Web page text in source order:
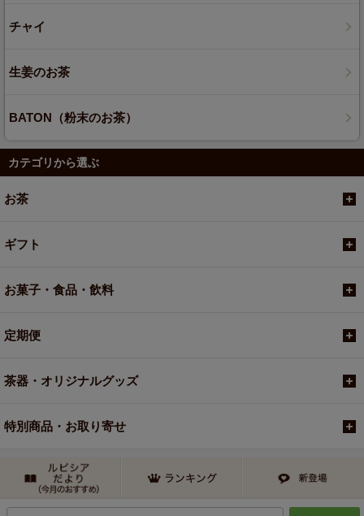
チャイ
生姜のお茶
BATON（粉末のお茶）
カテゴリから選ぶ
お茶
ギフト
お菓子・食品・飲料
定期便
茶器・オリジナルグッズ
特別商品・お取り寄せ